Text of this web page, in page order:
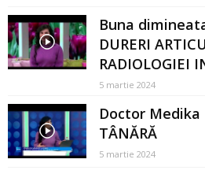
Buna
DURERI
RADIOLOGIEI
5 martie 2024
Doctor Medika
TÂNĂRĂ
5 martie 2024